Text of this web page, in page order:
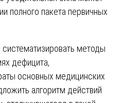
полного пакета первичных
методы
дефицита,
основных медицинских
алгоритм действий